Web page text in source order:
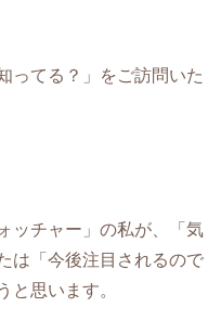
ってる？」をご訪問いた
ッチャー」の私が、「気
は「今後注目されるので
と思います。